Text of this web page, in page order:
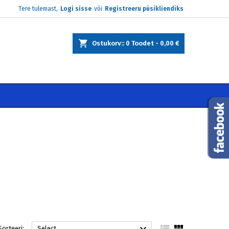
Tere tulemast, Logi sisse või Registreeru püsikliendiks
Ostukorv: 0 Toodet - 0,00 €